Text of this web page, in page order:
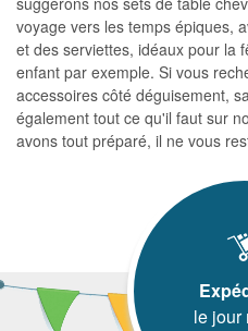
voyage vers les temps épiques,
et des serviettes, idéaux pour la
enfant par exemple. Si vous
accessoires côté déguisement,
également tout ce qu'il faut sur
avons tout préparé, il ne vous
le jour